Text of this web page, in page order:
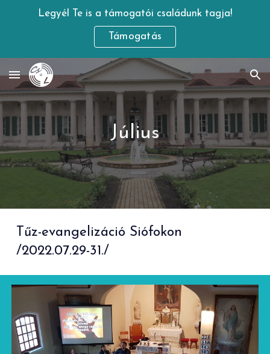
Skip to main content Skip to navigation
Legyél Te is a támogatói családunk tagja!
Támogatás
Július
Tűz-evangelizáció Siófokon
/2022.07.29-31./